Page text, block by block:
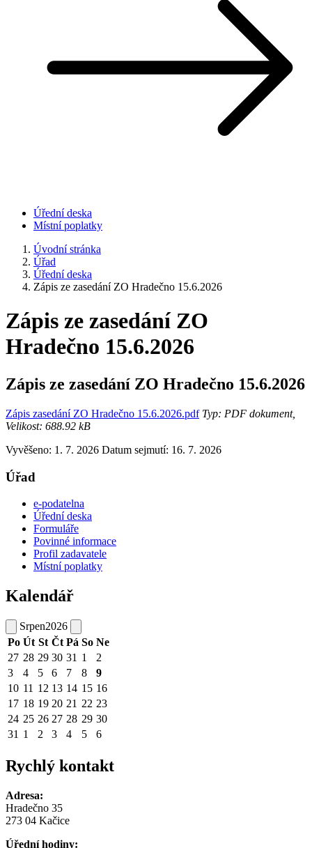
Úřední deska
Místní poplatky
Úvodní stránka
Úřad
Úřední deska
Zápis ze zasedání ZO Hradečno 15.6.2026
Zápis ze zasedání ZO
Hradečno 15.6.2026
Zápis ze zasedání ZO Hradečno 15.6.2026
Zápis zasedání ZO Hradečno 15.6.2026.pdfTyp: PDF dokument,
Velikost: 688.92 kB
Vyvěšeno: 1. 7. 2026 Datum sejmutí: 16. 7. 2026
Úřad
e-podatelna
Úřední deska
Formuláře
Povinné informace
Profil zadavatele
Místní poplatky
Kalendář
Srpen2026
Po Út St Čt Pá So Ne
27 28 29 30 31 1
2
3
4 5 6 7 8
9
10 11 12 13 14 15 16
17 18 19 20 21 22 23
24 25 26 27 28 29 30
31 1 2 3 4 5 6
Rychlý kontakt
Adresa:
Hradečno 35
273 04 Kačice
Úřední hodiny: